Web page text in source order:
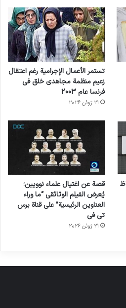
تستمر الأعمال الإجرامية رغم اعتقال
زعيم منظمة مجاهدي خلق في
فرنسا عام 2003
21 ژوئن 2026
قصة عن اغتيال علماء نوويين؛
يُعرض الفيلم الوثائقي “ما وراء
العناوين الرئيسية” على قناة برس
تي في
21 ژوئن 2026